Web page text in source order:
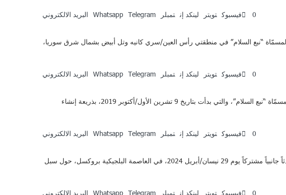
0
فيسبوك تويتر لينكد إن تمبلر Whatsapp Telegram البريد الالكتروني
العسكرية المسمّاة “نبع السلام” في منطقتي رأس العين/سري كانيه وتل أبيض بشمال شرق سوريا،
0
فيسبوك تويتر لينكد إن تمبلر Whatsapp Telegram البريد الالكتروني
خمسة أعوام مضت على احتلال تركيا لمناطق رأس العين/سري كانيه وتل أبيض/كري سبي كنتيجة للعملية العسكرية المسمّاة “نبع السلام”، والتي بدأت بتاريخ 9 تشرين الأول/أكتوبر 2019، بذريعة إنشاء
0
فيسبوك تويتر لينكد إن تمبلر Whatsapp Telegram البريد الالكتروني
على هامش مؤتمر بروكسل الثامن لدعم مستقبل سوريا والمنطقة، عقدت مجموعة من المنظمات الدولية والسورية حدثاً جانبياً مشتركاً يوم 29 نيسان/أبريل 2024، في العاصمة البلجيكية بروكسل، حول سبل
0
فيسبوك تويتر لينكد إن تمبلر Whatsapp Telegram البريد الالكتروني